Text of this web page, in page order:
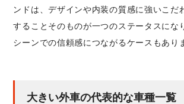
ンドは、デザインや内装の質感に強いこだ
することそのものが一つのステータスにな
シーンでの信頼感につながるケースもあり
大きい外車の代表的な車種一覧